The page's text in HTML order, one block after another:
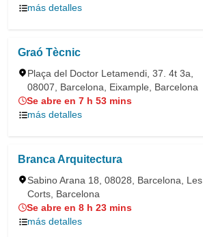
más detalles
Graó Tècnic
Plaça del Doctor Letamendi, 37. 4t 3a,
08007, Barcelona, Eixample, Barcelona
Se abre en 7 h 53 mins
más detalles
Branca Arquitectura
Sabino Arana 18, 08028, Barcelona, Les
Corts, Barcelona
Se abre en 8 h 23 mins
más detalles